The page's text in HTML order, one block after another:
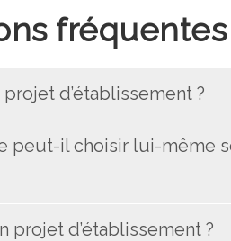
fréquentes
d’établissement ?
peut-il choisir lui-même
projet d’établissement ?